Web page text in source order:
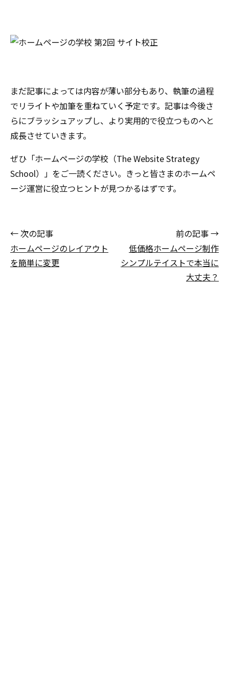
まだ記事によっては内容が薄い部分もあり、執筆の過程
でリライトや加筆を重ねていく予定です。記事は今後さ
らにブラッシュアップし、より実用的で役立つものへと
成長させていきます。
ぜひ「ホームページの学校（The Website Strategy
School）」をご一読ください。きっと皆さまのホームペ
ージ運営に役立つヒントが見つかるはずです。
← 次の記事
ホームページのレイアウト
を簡単に変更
前の記事 →
低価格ホームページ制作
シンプルテイストで本当に
大丈夫？